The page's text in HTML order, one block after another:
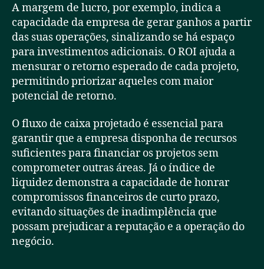
A margem de lucro, por exemplo, indica a
capacidade da empresa de gerar ganhos a partir
das suas operações, sinalizando se há espaço
para investimentos adicionais. O ROI ajuda a
mensurar o retorno esperado de cada projeto,
permitindo priorizar aqueles com maior
potencial de retorno.
O fluxo de caixa projetado é essencial para
garantir que a empresa disponha de recursos
suficientes para financiar os projetos sem
comprometer outras áreas. Já o índice de
liquidez demonstra a capacidade de honrar
compromissos financeiros de curto prazo,
evitando situações de inadimplência que
possam prejudicar a reputação e a operação do
negócio.